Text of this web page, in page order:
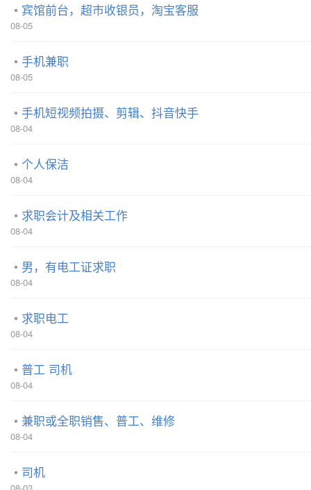
宾馆前台，超市收银员，淘宝客服
08-05
手机兼职
08-05
手机短视频拍摄、剪辑、抖音快手
08-04
个人保洁
08-04
求职会计及相关工作
08-04
男，有电工证求职
08-04
求职电工
08-04
普工 司机
08-04
兼职或全职销售、普工、维修
08-04
司机